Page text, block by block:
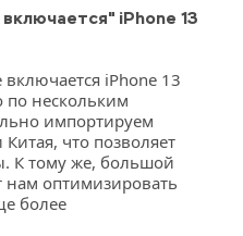
iPhone 13
iPhone 13
по нескольким
импортируем
что позволяет
К тому же, большой
нам оптимизировать
более